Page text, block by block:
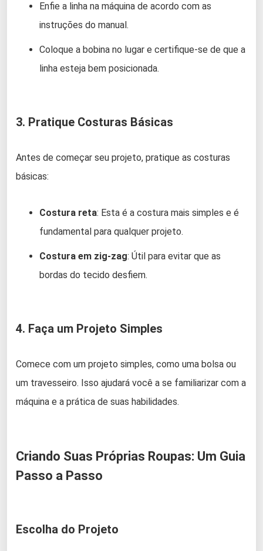
Enfie a linha na máquina de acordo com as
instruções do manual.
Coloque a bobina no lugar e certifique-se de que a
linha esteja bem posicionada.
3. Pratique Costuras Básicas
Antes de começar seu projeto, pratique as costuras
básicas:
Costura reta: Esta é a costura mais simples e é
fundamental para qualquer projeto.
Costura em zig-zag: Útil para evitar que as
bordas do tecido desfiem.
4. Faça um Projeto Simples
Comece com um projeto simples, como uma bolsa ou
um travesseiro. Isso ajudará você a se familiarizar com a
máquina e a prática de suas habilidades.
Criando Suas Próprias Roupas: Um Guia
Passo a Passo
Escolha do Projeto